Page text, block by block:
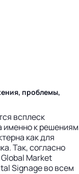
проблемы,
всплеск
именно к решениям
как для
Так, согласно
Market
Signage во всем